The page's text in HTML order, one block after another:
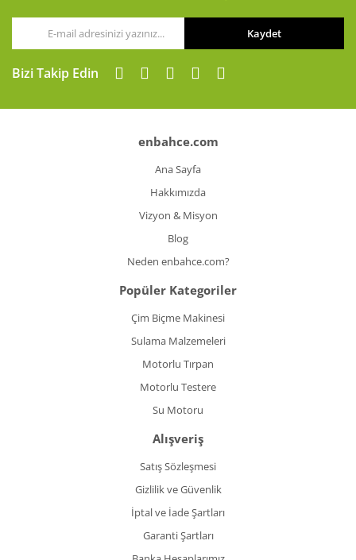
Gönder
Kaydet
Bizi Takip Edin
enbahce.com
Ana Sayfa
Hakkımızda
Vizyon & Misyon
Blog
Neden enbahce.com?
Popüler Kategoriler
Çim Biçme Makinesi
Sulama Malzemeleri
Motorlu Tırpan
Motorlu Testere
Su Motoru
Alışveriş
Satış Sözleşmesi
Gizlilik ve Güvenlik
İptal ve İade Şartları
Garanti Şartları